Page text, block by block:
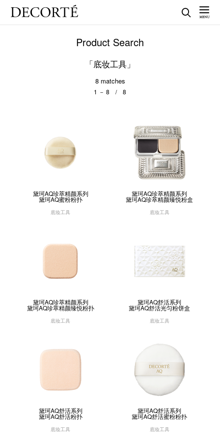
Product Search
「底妆工具」
8matches
1 － 8 / 8
黛珂AQ珍萃精颜系列
黛珂AQ蜜粉粉扑
底妆工具
黛珂AQ珍萃精颜系列
黛珂AQ珍萃精颜臻悦粉盒
底妆工具
黛珂AQ珍萃精颜系列
黛珂AQ珍萃精颜臻悦粉扑
底妆工具
黛珂AQ舒活系列
黛珂AQ舒活光匀粉饼盒
底妆工具
黛珂AQ舒活系列
黛珂AQ舒活粉扑
底妆工具
黛珂AQ舒活系列
黛珂AQ舒活蜜粉粉扑
底妆工具